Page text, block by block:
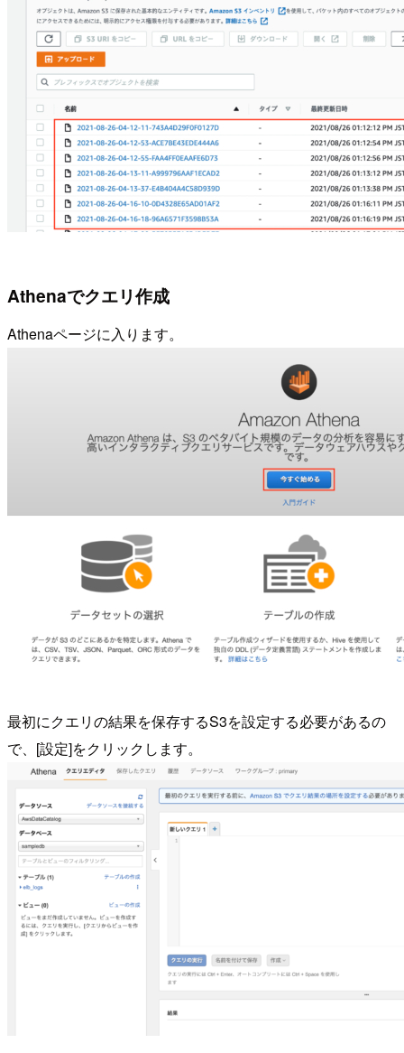
Athenaでクエリ作成
Athenaページに入ります。
最初にクエリの結果を保存するS3を設定する必要があるの
で、[設定]をクリックします。